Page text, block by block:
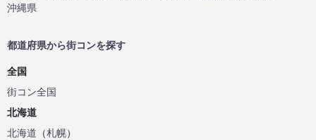
沖縄県
都道府県から街コンを探す
全国
街コン全国
北海道
北海道 （札幌）